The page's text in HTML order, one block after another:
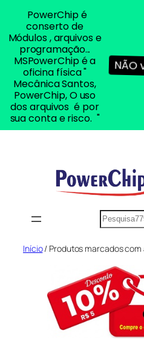
Início/ Produtos marcados com
PowerChip é
conserto de
Módulos , arquivos e
programação...
MSPowerChip é a
oficina física "
Mecânica Santos,
PowerChip, O uso
dos arquivos é por
sua conta e risco. "